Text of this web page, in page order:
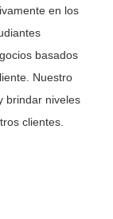
en los
basados
Nuestro
brindar niveles
clientes.